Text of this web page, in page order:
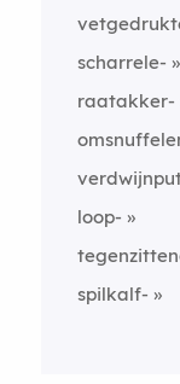
scharrele-
raatakker-
loop-
spilkalf-